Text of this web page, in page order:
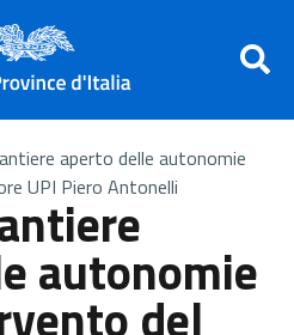
aperto delle autonomie
UPI Piero Antonelli
autonomie
del